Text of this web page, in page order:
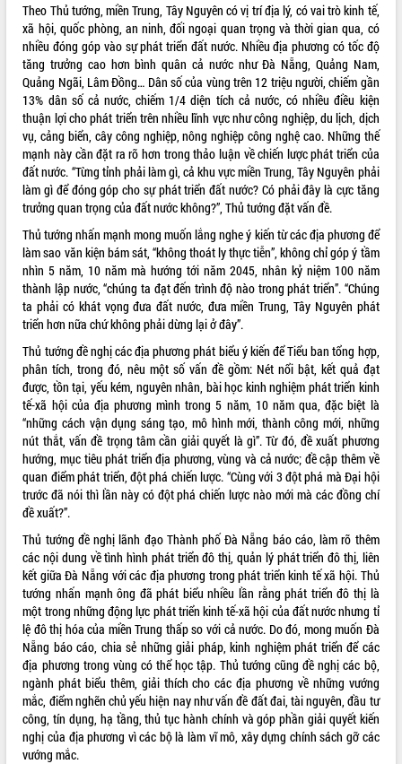
Khám bệnh, cấp phát thuốc miễn phí
và tặng quà người dân xã Cư Pui
Hội nghị UBND tỉnh Đắk Lắk thường kỳ
tháng 7/2026
Lễ truy tặng danh hiệu “Bà Mẹ Việt
Nam Anh hùng” và trao Huân chương
Lao động
UBND tỉnh Đắk Lắk triển khai nhiệm
vụ 6 tháng cuối năm 2026
Kỳ họp thứ Hai, Hội đồng nhân dân
tỉnh khóa XI quyết nghị nhiều nội dung
quan trọng
Bí thư Tỉnh ủy Lương Nguyễn Minh
Triết thăm, tặng quà người có công với
cách mạng
Rà soát, hoàn thiện hệ thống thiết chế
văn hóa, thể thao đáp ứng yêu cầu
phát triển mới
Thường trực HĐND tỉnh Đắk Lắk gặp
mặt Đoàn chuyên gia y tế TP. Hồ Chí
Minh
Lễ truy điệu và an táng hài cốt liệt sĩ
tại Nghĩa trang Liệt sĩ xã Sơn Hòa
Bàn giải pháp tháo gỡ khó khăn trong
xuất khẩu sầu riêng và triển khai quy
định EUDR
Thứ trưởng Bộ Nông nghiệp và Môi
trường Nguyễn Hoàng Hiệp khảo sát
vùng trồng và doanh nghiệp đóng gói
sầu riêng tại Đắk Lắk
Trình diễn nghệ thuật chế biến các
món ăn từ sầu riêng
ALBUM ẢNH
LIÊN KẾT WEB
THỐNG KÊ TRUY CẬP
Hôm nay: 1482
Tất cả:
66087150
Theo Thủ tướng, miền Trung, Tây Nguyên có vị trí địa lý, có vai trò kinh tế,
xã hội, quốc phòng, an ninh, đối ngoại quan trọng và thời gian qua, có
nhiều đóng góp vào sự phát triển đất nước. Nhiều địa phương có tốc độ
tăng trưởng cao hơn bình quân cả nước như Đà Nẵng, Quảng Nam,
Quảng Ngãi, Lâm Đồng… Dân số của vùng trên 12 triệu người, chiếm gần
13% dân số cả nước, chiếm 1/4 diện tích cả nước, có nhiều điều kiện
thuận lợi cho phát triển trên nhiều lĩnh vực như công nghiệp, du lịch, dịch
vụ, cảng biển, cây công nghiệp, nông nghiệp công nghệ cao. Những thế
mạnh này cần đặt ra rõ hơn trong thảo luận về chiến lược phát triển của
đất nước. “Từng tỉnh phải làm gì, cả khu vực miền Trung, Tây Nguyên phải
làm gì để đóng góp cho sự phát triển đất nước? Có phải đây là cực tăng
trưởng quan trọng của đất nước không?”, Thủ tướng đặt vấn đề.
Thủ tướng nhấn mạnh mong muốn lắng nghe ý kiến từ các địa phương để
làm sao văn kiện bám sát, “không thoát ly thực tiễn”, không chỉ góp ý tầm
nhìn 5 năm, 10 năm mà hướng tới năm 2045, nhân kỷ niệm 100 năm
thành lập nước, “chúng ta đạt đến trình độ nào trong phát triển”. “Chúng
ta phải có khát vọng đưa đất nước, đưa miền Trung, Tây Nguyên phát
triển hơn nữa chứ không phải dừng lại ở đây”.
Thủ tướng đề nghị các địa phương phát biểu ý kiến để Tiểu ban tổng hợp,
phân tích, trong đó, nêu một số vấn đề gồm: Nét nổi bật, kết quả đạt
được, tồn tại, yếu kém, nguyên nhân, bài học kinh nghiệm phát triển kinh
tế-xã hội của địa phương mình trong 5 năm, 10 năm qua, đặc biệt là
“những cách vận dụng sáng tạo, mô hình mới, thành công mới, những
nút thắt, vấn đề trọng tâm cần giải quyết là gì”. Từ đó, đề xuất phương
hướng, mục tiêu phát triển địa phương, vùng và cả nước; đề cập thêm về
quan điểm phát triển, đột phá chiến lược. “Cùng với 3 đột phá mà Đại hội
trước đã nói thì lần này có đột phá chiến lược nào mới mà các đồng chí
đề xuất?”.
Thủ tướng đề nghị lãnh đạo Thành phố Đà Nẵng báo cáo, làm rõ thêm
các nội dung về tình hình phát triển đô thị, quản lý phát triển đô thị, liên
kết giữa Đà Nẵng với các địa phương trong phát triển kinh tế xã hội. Thủ
tướng nhấn mạnh ông đã phát biểu nhiều lần rằng phát triển đô thị là
một trong những động lực phát triển kinh tế-xã hội của đất nước nhưng tỉ
lệ đô thị hóa của miền Trung thấp so với cả nước. Do đó, mong muốn Đà
Nẵng báo cáo, chia sẻ những giải pháp, kinh nghiệm phát triển để các
địa phương trong vùng có thể học tập. Thủ tướng cũng đề nghị các bộ,
ngành phát biểu thêm, giải thích cho các địa phương về những vướng
mắc, điểm nghẽn chủ yếu hiện nay như vấn đề đất đai, tài nguyên, đầu tư
công, tín dụng, hạ tầng, thủ tục hành chính và góp phần giải quyết kiến
nghị của địa phương vì các bộ là làm vĩ mô, xây dựng chính sách gỡ các
vướng mắc.